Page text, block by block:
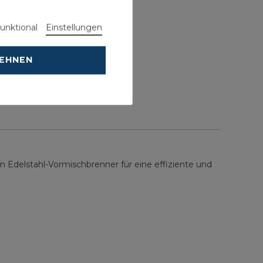
Liter).
Vormischbrenner für eine effiziente und
Einstellungen